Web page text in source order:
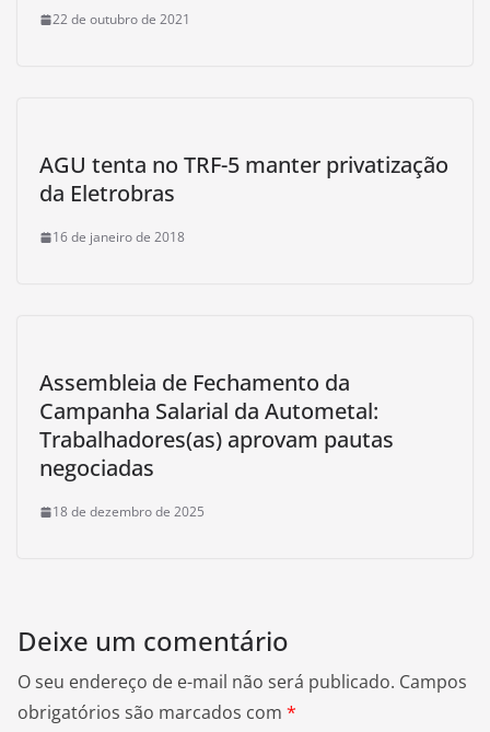
22 de outubro de 2021
AGU tenta no TRF-5 manter privatização
da Eletrobras
16 de janeiro de 2018
Assembleia de Fechamento da
Campanha Salarial da Autometal:
Trabalhadores(as) aprovam pautas
negociadas
18 de dezembro de 2025
Deixe um comentário
O seu endereço de e-mail não será publicado. Campos
obrigatórios são marcados com *